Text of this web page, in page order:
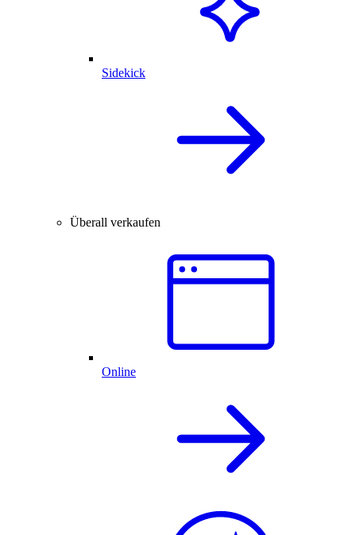
Sidekick
Überall verkaufen
Online